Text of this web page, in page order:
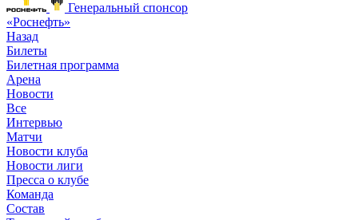
Генеральный спонсор
«Роснефть»
Назад
Билеты
Билетная программа
Арена
Новости
Все
Интервью
Матчи
Новости клуба
Новости лиги
Пресса о клубе
Команда
Состав